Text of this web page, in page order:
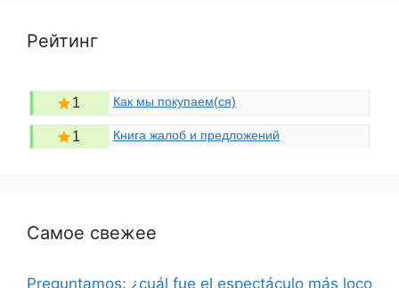
Рейтинг
1 Как мы покупаем(ся)
1 Книга жалоб и предложений
Самое свежее
Preguntamos: ¿cuál fue el espectáculo más loco